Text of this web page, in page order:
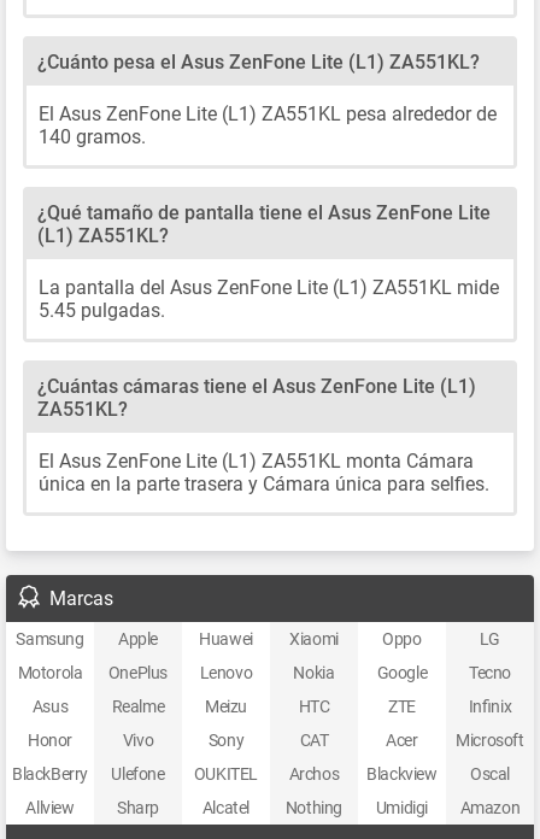
¿Cuánto pesa el Asus ZenFone Lite (L1) ZA551KL?
El Asus ZenFone Lite (L1) ZA551KL pesa alrededor de
140 gramos.
¿Qué tamaño de pantalla tiene el Asus ZenFone Lite
(L1) ZA551KL?
La pantalla del Asus ZenFone Lite (L1) ZA551KL mide
5.45 pulgadas.
¿Cuántas cámaras tiene el Asus ZenFone Lite (L1)
ZA551KL?
El Asus ZenFone Lite (L1) ZA551KL monta Cámara
única en la parte trasera y Cámara única para selfies.
Marcas
Samsung Apple Huawei Xiaomi Oppo
LG
Motorola
OnePlus Lenovo Nokia Google
Tecno
Asus
Realme Meizu HTC ZTE
Infinix
Honor
Vivo Sony CAT Acer
Microsoft
BlackBerry
Ulefone OUKITEL Archos Blackview
Oscal
Allview
Sharp Alcatel Nothing Umidigi Amazon